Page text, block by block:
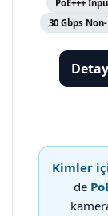
PoE+++
30 Gbps
Kimler
de